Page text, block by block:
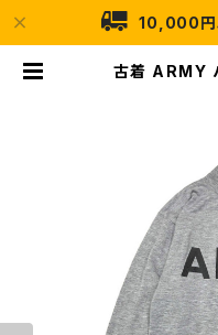
10,000円
古着 ARMY